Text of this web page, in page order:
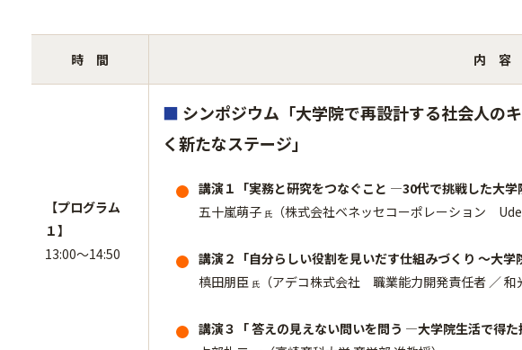
時 間 内 容
【プログラム
１】
13:00～14:50
■ シンポジウム「大学院で再設計する社会人の
く新たなステージ」
講演１「実務と研究をつなぐこと ―30代で挑戦した大
五十嵐萌子 氏 （株式会社ベネッセコーポレーション
講演２「自分らしい役割を見いだす仕組みづくり ～大
槙田朋臣 氏 （アデコ株式会社 職業能力開発責任者 ／
講演３「 答えの見えない問いを問う ―大学院生活で得